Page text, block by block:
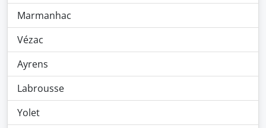
Marmanhac
Vézac
Ayrens
Labrousse
Yolet